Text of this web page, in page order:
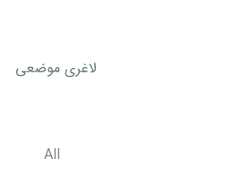
لاغری موضعی
All